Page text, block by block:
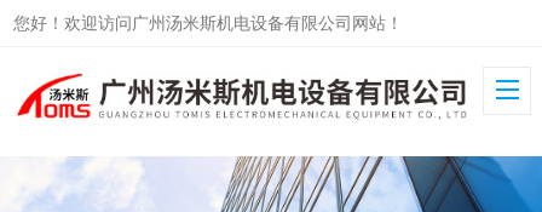
您好！欢迎访问广州汤米斯机电设备有限公司网站！